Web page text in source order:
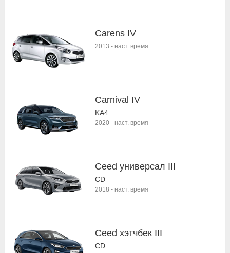
Carens IV
2013 - наст. время
Carnival IV
KA4
2020 - наст. время
Ceed универсал III
CD
2018 - наст. время
Ceed хэтчбек III
CD